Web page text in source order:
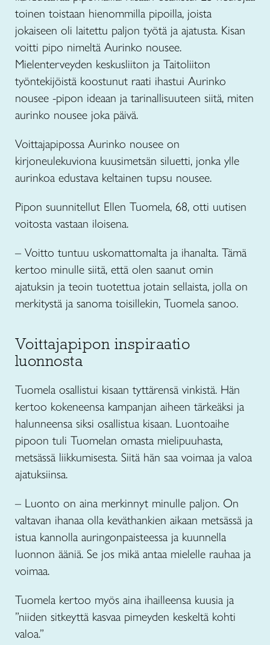
toinen toistaan hienommilla pipoilla, joista
jokaiseen oli laitettu paljon työtä ja ajatusta. Kisan
voitti pipo nimeltä Aurinko nousee.
Mielenterveyden keskusliiton ja Taitoliiton
työntekijöistä koostunut raati ihastui Aurinko
nousee -pipon ideaan ja tarinallisuuteen siitä, miten
aurinko nousee joka päivä.
Voittajapipossa Aurinko nousee on
kirjoneulekuviona kuusimetsän siluetti, jonka ylle
aurinkoa edustava keltainen tupsu nousee.
Pipon suunnitellut Ellen Tuomela, 68, otti uutisen
voitosta vastaan iloisena.
– Voitto tuntuu uskomattomalta ja ihanalta. Tämä
kertoo minulle siitä, että olen saanut omin
ajatuksin ja teoin tuotettua jotain sellaista, jolla on
merkitystä ja sanoma toisillekin, Tuomela sanoo.
Voittajapipon inspiraatio
luonnosta
Tuomela osallistui kisaan tyttärensä vinkistä. Hän
kertoo kokeneensa kampanjan aiheen tärkeäksi ja
halunneensa siksi osallistua kisaan. Luontoaihe
pipoon tuli Tuomelan omasta mielipuuhasta,
metsässä liikkumisesta. Siitä hän saa voimaa ja valoa
ajatuksiinsa.
– Luonto on aina merkinnyt minulle paljon. On
valtavan ihanaa olla keväthankien aikaan metsässä ja
istua kannolla auringonpaisteessa ja kuunnella
luonnon ääniä. Se jos mikä antaa mielelle rauhaa ja
voimaa.
Tuomela kertoo myös aina ihailleensa kuusia ja
”niiden sitkeyttä kasvaa pimeyden keskeltä kohti
valoa.”